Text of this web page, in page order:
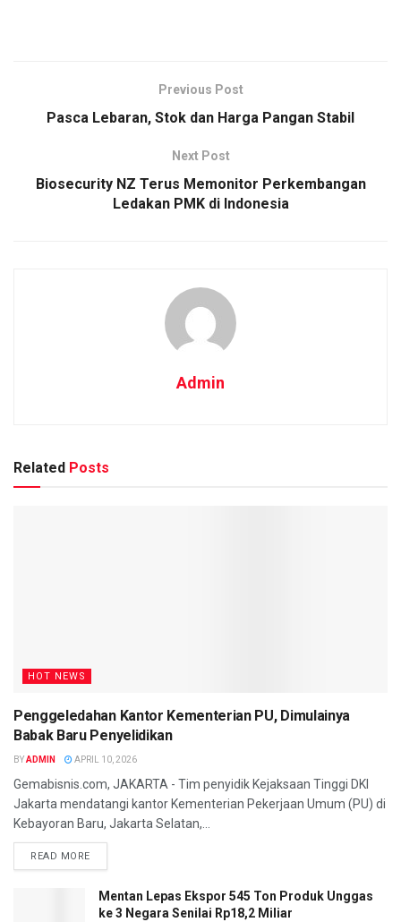
Previous Post
Pasca Lebaran, Stok dan Harga Pangan Stabil
Next Post
Biosecurity NZ Terus Memonitor Perkembangan
Ledakan PMK di Indonesia
Admin
Related Posts
HOT NEWS
Penggeledahan Kantor Kementerian PU, Dimulainya
Babak Baru Penyelidikan
BYADMIN APRIL 10, 2026
Gemabisnis.com, JAKARTA - Tim penyidik Kejaksaan Tinggi DKI
Jakarta mendatangi kantor Kementerian Pekerjaan Umum (PU) di
Kebayoran Baru, Jakarta Selatan,...
READ MORE
Mentan Lepas Ekspor 545 Ton Produk Unggas
ke 3 Negara Senilai Rp18,2 Miliar